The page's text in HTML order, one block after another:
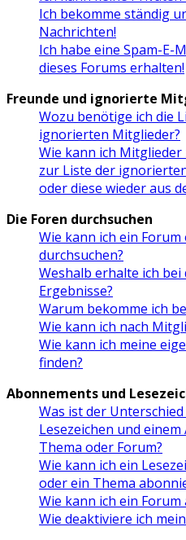
Ich bekomme ständig
Nachrichten!
Ich habe eine Spam-E-
dieses Forums erhalten!
Freunde und ignorierte
Wozu benötige ich die
ignorierten Mitglieder?
Wie kann ich
zur Liste der
oder diese wieder aus
Die Foren durchsuchen
Wie kann ich ein
durchsuchen?
Weshalb erhalte ich bei
Ergebnisse?
Warum bekomme ich
Wie kann ich nach
Wie kann ich meine
finden?
Abonnements und
Was ist der
Lesezeichen und
Thema oder Forum?
Wie kann ich ein
oder ein Thema
Wie kann ich ein
Wie deaktiviere ich